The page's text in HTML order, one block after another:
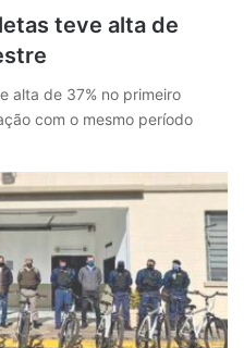
teve alta de
alta de 37% no primeiro
com o mesmo período